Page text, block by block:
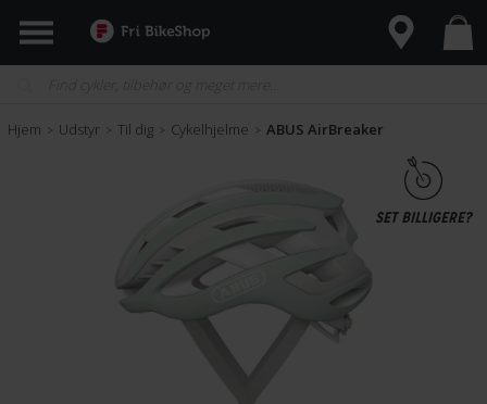
Hjem > Udstyr > Til dig > Cykelhjelme > ABUS AirBreaker
SET BILLIGERE?